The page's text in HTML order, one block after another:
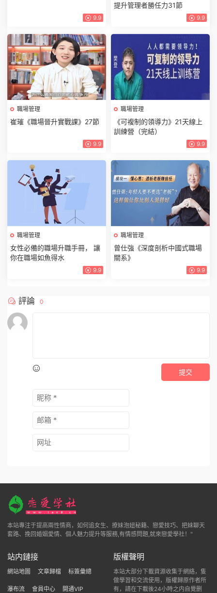
9.9
提升管理者勝任力31節
9.9
職場管理
崔璀《職場晉升實戰課》27節
9.9
職場管理
《可複制的領導力》21天線上
訓練營（完結）
9.9
職場管理
女性必備的職場升職手冊， 讓
你在職場如魚得水
9.9
職場管理
曾仕強《深度剖析中國式職場
關系》
9.9
評論 0
提交
本站專注于提高兩性情商，如何追女生、撩妹泡妞秘籍、戀愛技巧、把妹聊天
套路、挽回婚姻愛情、個人魅力提升等服務,有情感問題,就來戀愛學社！"
站内鏈接
網站地圖 文章歸檔 标簽彙總
瀑布流 會員中心 開通VIP
版權聲明
本站大部分下載資源收集于網絡，隻
做學習和交流使用，版權歸原作者所
有，請在下載後24小時之内自覺删